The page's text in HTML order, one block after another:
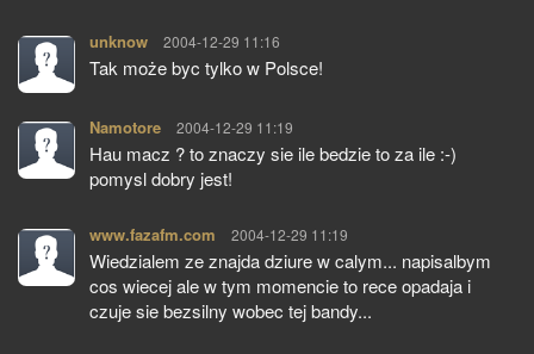
unknow pisze:
2004-12-29 11:16
Tak może byc tylko w Polsce!
Namotore pisze:
2004-12-29 11:19
Hau macz ? to znaczy sie ile bedzie to za ile :-)
pomysl dobry jest!
www.fazafm.com pisze:
2004-12-29 11:19
Wiedzialem ze znajda dziure w calym... napisalbym
cos wiecej ale w tym momencie to rece opadaja i
czuje sie bezsilny wobec tej bandy...